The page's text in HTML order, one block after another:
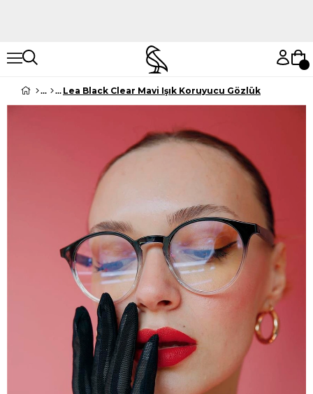
Lea Black Clear Mavi Işık Koruyucu Gözlük